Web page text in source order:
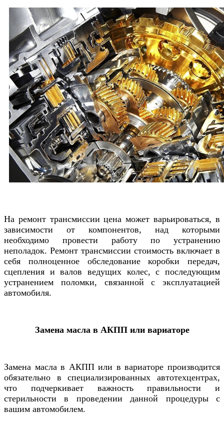
На ремонт трансмиссии цена может варьироваться, в
зависимости от компонентов, над которыми
необходимо провести работу по устранению
неполадок. Ремонт трансмиссии стоимость включает в
себя полноценное обследование коробки передач,
сцепления и валов ведущих колес, с последующим
устранением поломки, связанной с эксплуатацией
автомобиля.
Замена масла в АКПП или вариаторе
Замена масла в АКПП или в вариаторе производится
обязательно в специализированных автотехцентрах,
что подчеркивает важность правильности и
стерильности в проведении данной процедуры с
вашим автомобилем.